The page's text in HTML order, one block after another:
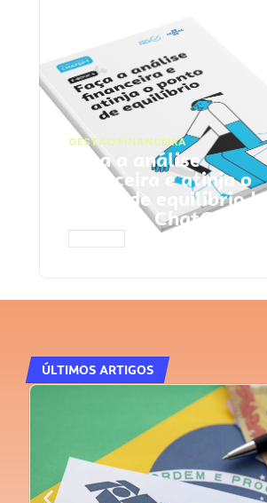
GESTÃO FINANCEIRA
Faça a análise
financeira e atinja o
ponto de equilíbrio |
Prompts ChatGPT
ÚLTIMOS ARTIGOS